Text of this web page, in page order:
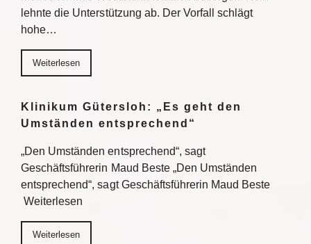
lehnte die Unterstützung ab. Der Vorfall schlägt
hohe…
Weiterlesen
Klinikum Gütersloh: „Es geht den
Umständen entsprechend“
„Den Umständen entsprechend“, sagt
Geschäftsführerin Maud Beste „Den Umständen
entsprechend“, sagt Geschäftsführerin Maud Beste
Weiterlesen
Weiterlesen